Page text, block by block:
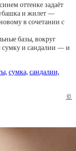
оттенке задаёт
и жилет —
в сочетании с
базы, вокруг
сумку и сандалии — и
сумка,сандалии,
©